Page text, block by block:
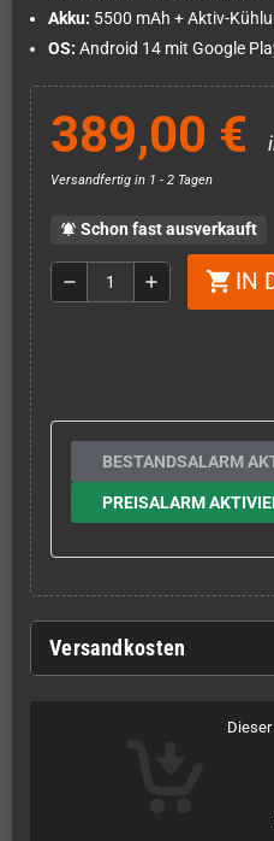
Akku: 5500 mAh + Aktiv-
OS: Android 14 mit Google
389,00 €
Versandfertig in 1 - 2 Tagen
notifications_active Schon fast ausverkauft
remove add shopping_cart IN
BESTANDSALARM
PREISALARM
Versandkosten